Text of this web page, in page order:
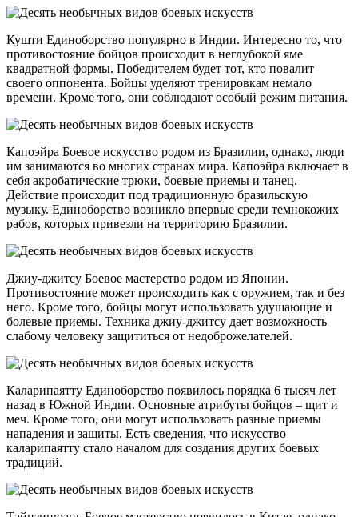
Кушти Единоборство популярно в Индии. Интересно то, что
противостояние бойцов происходит в неглубокой яме
квадратной формы. Победителем будет тот, кто повалит
своего оппонента. Бойцы уделяют тренировкам немало
времени. Кроме того, они соблюдают особый режим питания.
Капоэйра Боевое искусство родом из Бразилии, однако, люди
им занимаются во многих странах мира. Капоэйра включает в
себя акробатические трюки, боевые приемы и танец.
Действие происходит под традиционную бразильскую
музыку. Единоборство возникло впервые среди темнокожих
рабов, которых привезли на территорию Бразилии.
Джиу-джитсу Боевое мастерство родом из Японии.
Противостояние может происходить как с оружием, так и без
него. Кроме того, бойцы могут использовать удушающие и
болевые приемы. Техника джиу-джитсу дает возможность
слабому человеку защититься от недоброжелателей.
Каларипаятту Единоборство появилось порядка 6 тысяч лет
назад в Южной Индии. Основные атрибуты бойцов – щит и
меч. Кроме того, они могут использовать разные приемы
нападения и защиты. Есть сведения, что искусство
каларипаятту стало началом для создания других боевых
традиций.